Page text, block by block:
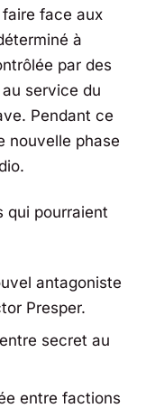
face aux
à
par des
service du
Pendant ce
nouvelle phase
qui pourraient
antagoniste
Presper.
secret au
entre factions